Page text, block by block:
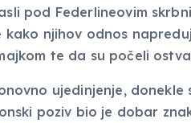
pod Federlineovim
kako njihov odnos
te da su počeli
ujedinjenje, donekle
poziv bio je dobar